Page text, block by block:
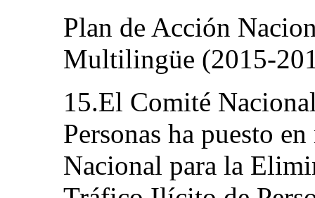
Plan de Acción
Multilingüe (2015-
15.El Comité
Personas ha puesto
Nacional para la